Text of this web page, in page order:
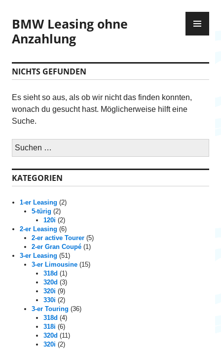
m
I
h
a
t
s
p
n
g
e
BMW Leasing ohne
Anzahlung
NICHTS GEFUNDEN
Es sieht so aus, als ob wir nicht das finden konnten,
wonach du gesucht hast. Möglicherweise hilft eine
Suche.
S
u
c
h
n
a
KATEGORIEN
1-er Leasing (2)
5-türig (2)
120i (2)
2-er Leasing (6)
2-er active Tourer (5)
2-er Gran Coupé (1)
3-er Leasing (51)
3-er Limousine (15)
318d (1)
320d (3)
320i (9)
330i (2)
3-er Touring (36)
318d (4)
318i (6)
320d (11)
320i (2)